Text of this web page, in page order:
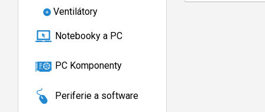
Ventilátory
Notebooky a PC
PC Komponenty
Periferie a software